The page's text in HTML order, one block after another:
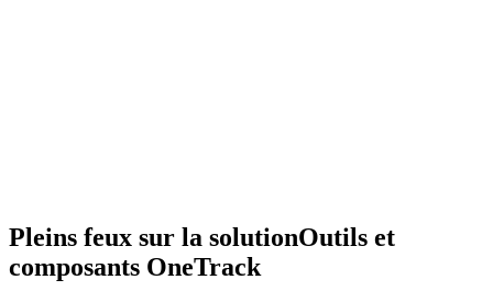
Pleins feux sur la solutionOutils et
composants OneTrack